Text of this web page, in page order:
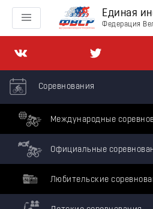
Единая
Федерация
Соревнования
Международные
Официальные
Любительские